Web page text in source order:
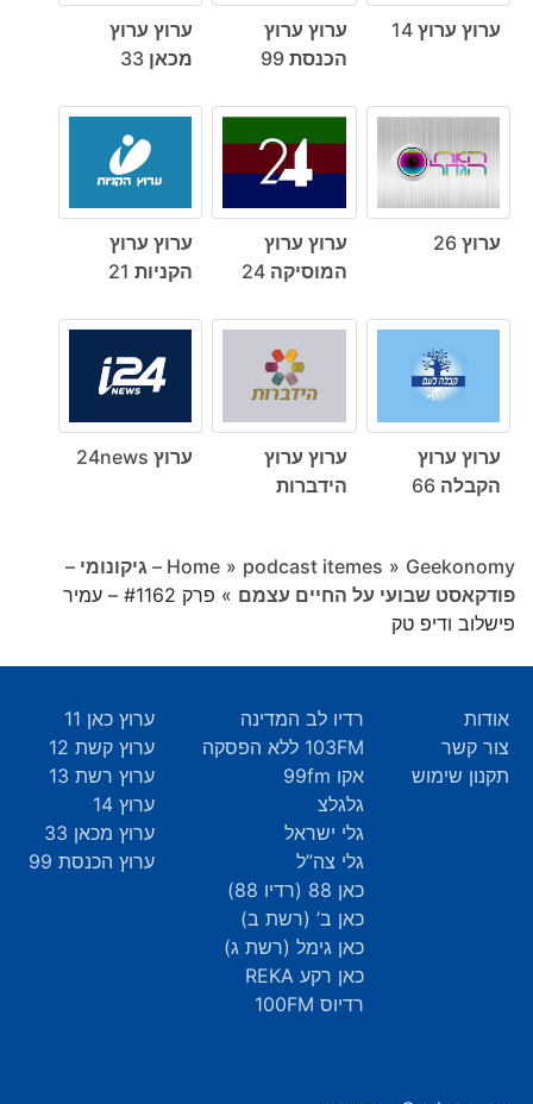
ערוץ ערוץ 14
ערוץ ערוץ
הכנסת 99
ערוץ ערוץ
מכאן 33
ערוץ 26
ערוץ ערוץ
המוסיקה 24
ערוץ ערוץ
הקניות 21
ערוץ ערוץ
הקבלה 66
ערוץ ערוץ
הידברות
ערוץ 24news
Home » podcast itemes »
Geekonomy – גיקונומי –
פודקאסט שבועי על החיים עצמם »
פרק #1162 – עמיר
פישלוב ודיפ טק
אודות
צור קשר
תקנון שימוש
רדיו לב המדינה
103FM ללא הפסקה
אקו 99fm
גלגלצ
גלי ישראל
גלי צה”ל
כאן 88 (רדיו 88)
כאן ב’ (רשת ב)
כאן גימל (רשת ג)
כאן רקע REKA
רדיוס 100FM
ערוץ כאן 11
ערוץ קשת 12
ערוץ רשת 13
ערוץ 14
ערוץ מכאן 33
ערוץ הכנסת 99